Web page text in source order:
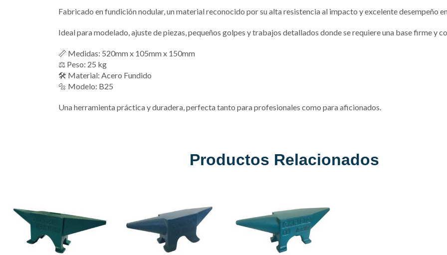
Fabricado en fundición nodular, un material reconocido por su alta resistencia al impacto y excelente desempeño
Ideal para modelado, ajuste de piezas, pequeños golpes y trabajos detallados donde se requiere una base firme y
📏 Medidas: 520mm x 105mm x 150mm
⚖️ Peso: 25 kg
🛠️ Material: Acero Fundido
🔩 Modelo: B25
Una herramienta práctica y duradera, perfecta tanto para profesionales como para aficionados.
Productos Relacionados